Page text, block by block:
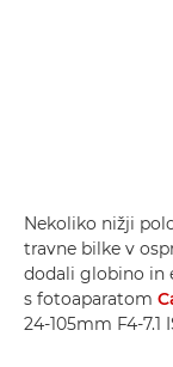
Nekoliko nižji
travne bilke v
dodali globino in
s fotoaparatom
24-105mm F4-7.1